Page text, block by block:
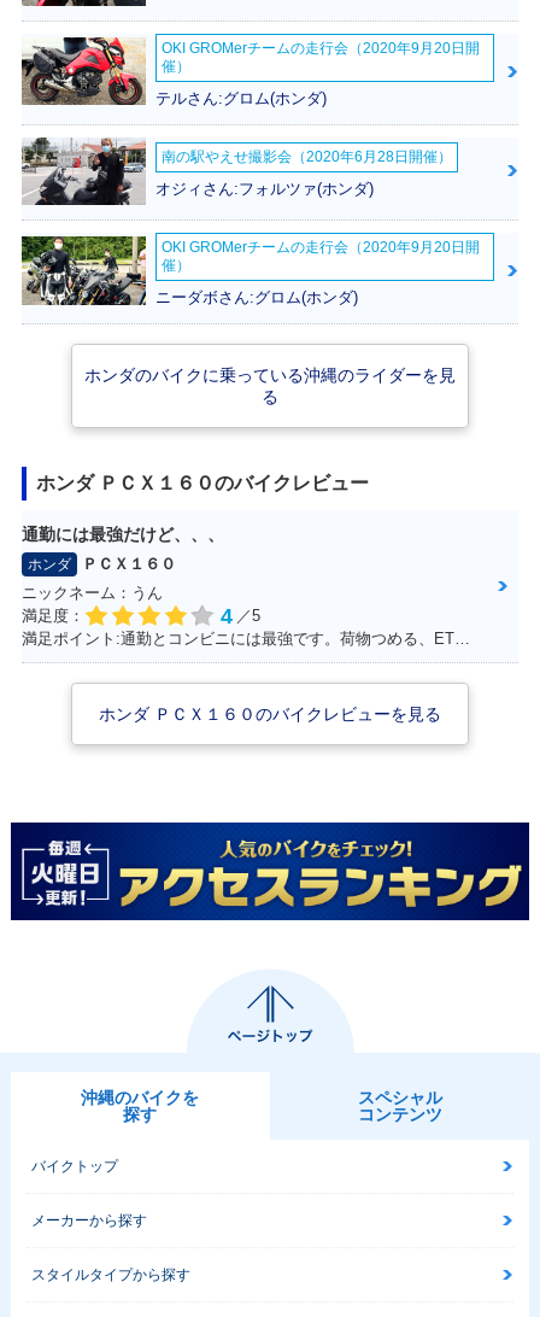
OKI GROMerチームの走行会（2020年9月20日開
催）
テルさん:グロム(ホンダ)
南の駅やえせ撮影会（2020年6月28日開催）
オジィさん:フォルツァ(ホンダ)
OKI GROMerチームの走行会（2020年9月20日開
催）
ニーダボさん:グロム(ホンダ)
ホンダのバイクに乗っている沖縄のライダーを見
る
ホンダ ＰＣＸ１６０のバイクレビュー
通勤には最強だけど、、、
ホンダ
ＰＣＸ１６０
ニックネーム：うん
満足度：
4 ／5
満足ポイント:通勤とコンビニには最強です。荷物つめる、ETC.車載カメラ、ロングスクリーンでした。平和な日本を肌で感じることできます。 けれど、、、
ホンダ ＰＣＸ１６０のバイクレビューを見る
沖縄のバイクを
探す
スペシャル
コンテンツ
バイクトップ
メーカーから探す
スタイルタイプから探す